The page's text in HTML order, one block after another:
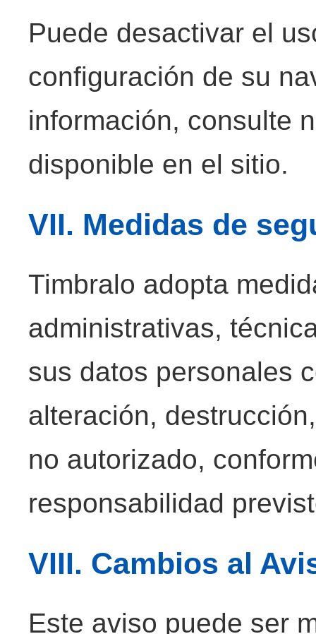
Puede desactivar el
configuración de su
información, consulte
disponible en el sitio.
VII. Medidas de
Timbralo adopta
administrativas,
sus datos personales
alteración,
no autorizado,
responsabilidad
VIII. Cambios al
Este aviso puede ser